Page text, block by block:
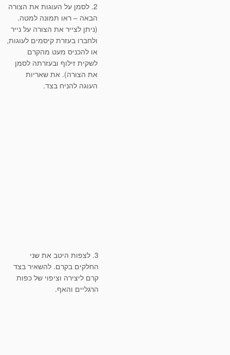
2. לסמן על העוגות את הצורה
הבאה – ראו תמונה למטה.
(ניתן לצייר את הצורה על נייר
ולחברו בעזרת קיסמים לעוגות,
או להכניס מעט מהקרם
לשקית זילוף ובעזרתה לסמן
את הצורה). את שאריות
העוגה להניח בצד.
3. לצפות היטב את שני
החלקים בקרם. להשאיר בצד
קרם ליצירה וציפוי של כפות
הרגליים והאף.